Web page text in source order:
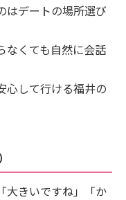
はデートの場所選び
なくても自然に会話
心して行ける福井の
大きいですね」「か